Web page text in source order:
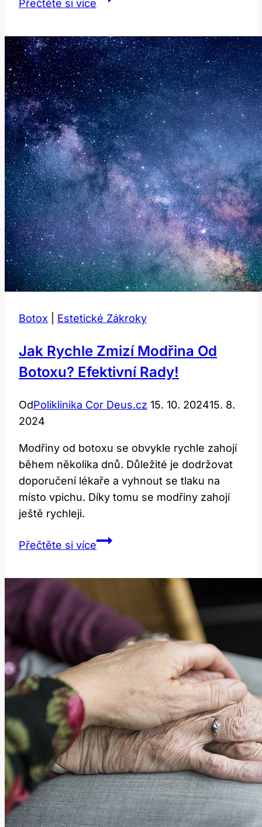
Přečtěte si více
Kyselinami:
Cena
a
Efekty
Botox Estetické Zákroky
Jak Rychle Zmizí Modřina Od
Botoxu? Efektivní Rady!
OdPoliklinika Cor Deus.cz 15. 10. 202415. 8.
2024
Modřiny od botoxu se obvykle rychle zahojí
během několika dnů. Důležité je dodržovat
doporučení lékaře a vyhnout se tlaku na
místo vpichu. Díky tomu se modřiny zahojí
ještě rychleji.
Přečtěte si víceJak
od
botoxu?
Efektivní
rady!